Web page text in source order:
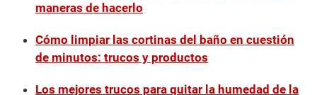
maneras de hacerlo
Cómo limpiar las cortinas del baño en cuestión
de minutos: trucos y productos
Los mejores trucos para quitar la humedad de la